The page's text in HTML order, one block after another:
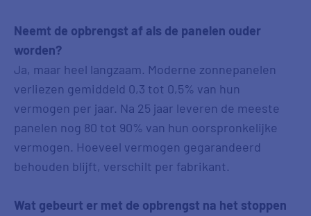
Neemt de opbrengst af als de panelen ouder
worden?
Ja, maar heel langzaam. Moderne zonnepanelen
verliezen gemiddeld 0,3 tot 0,5% van hun
vermogen per jaar. Na 25 jaar leveren de meeste
panelen nog 80 tot 90% van hun oorspronkelijke
vermogen. Hoeveel vermogen gegarandeerd
behouden blijft, verschilt per fabrikant.
Wat gebeurt er met de opbrengst na het stoppen